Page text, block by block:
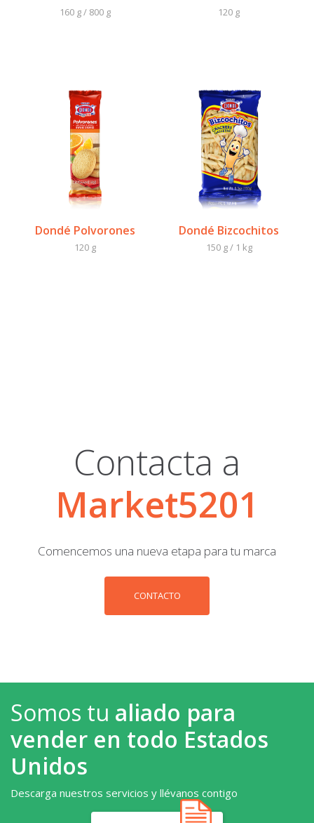
160 g / 800 g 120 g
Dondé Polvorones
120 g
Dondé Bizcochitos
150 g / 1 kg
Contacta a
Market5201
Comencemos una nueva etapa para tu marca
CONTACTO
Somos tu aliado para
vender en todo Estados
Unidos
Descarga nuestros servicios y llévanos contigo